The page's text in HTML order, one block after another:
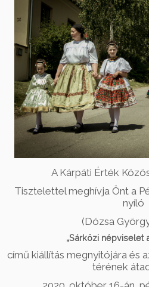
A Kárpáti Érték
Tisztelettel meghívja Önt a
nyíló
(Dózsa
„Sárközi népviselet
című kiállítás megnyitójára és
térének